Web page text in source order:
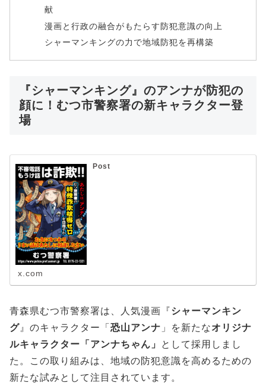
献
漫画と行政の融合がもたらす防犯意識の向上
シャーマンキングの力で地域防犯を再構築
『シャーマンキング』のアンナが防犯の
顔に！むつ市警察署の新キャラクター登
場
Post
x.com
青森県むつ市警察署は、人気漫画『シャーマンキン
グ 』のキャラクター「 恐山アンナ 」を新たなオリジナ
ルキャラクター「アンナちゃん」
として採用しまし
た。この取り組みは、地域の防犯意識を高めるための
新たな試みとして注目されています。